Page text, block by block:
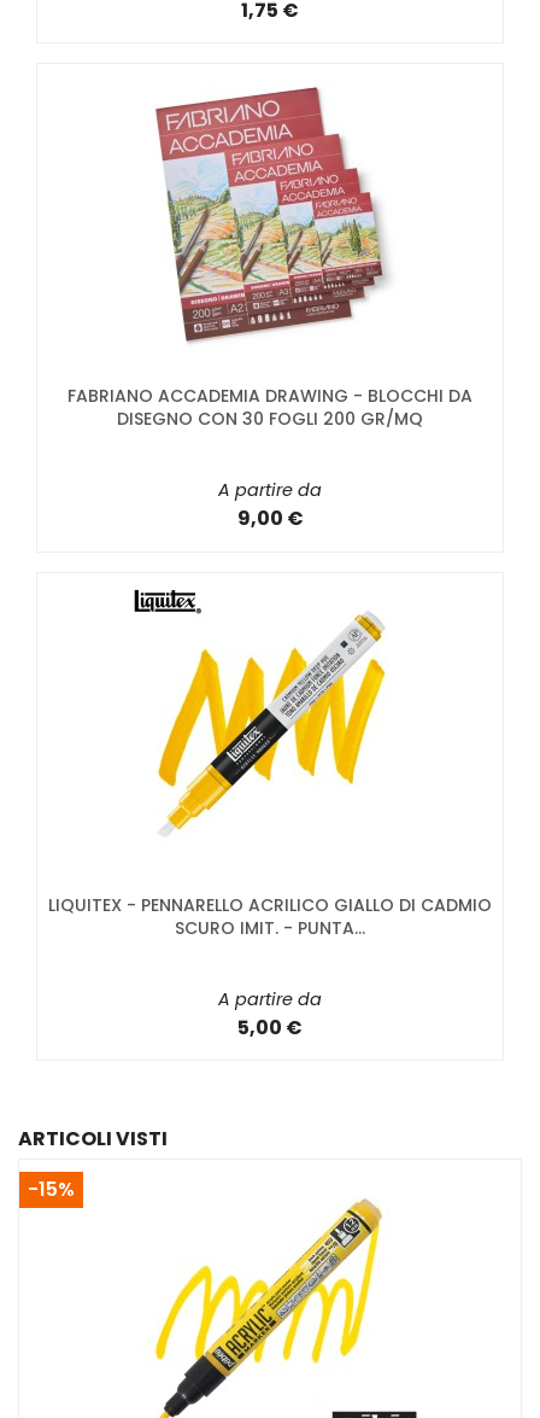
1,75 €
FABRIANO ACCADEMIA DRAWING - BLOCCHI DA
DISEGNO CON 30 FOGLI 200 GR/MQ
A partire da
9,00 €
LIQUITEX - PENNARELLO ACRILICO GIALLO DI CADMIO
SCURO IMIT. - PUNTA...
A partire da
5,00 €
ARTICOLI VISTI
-15%